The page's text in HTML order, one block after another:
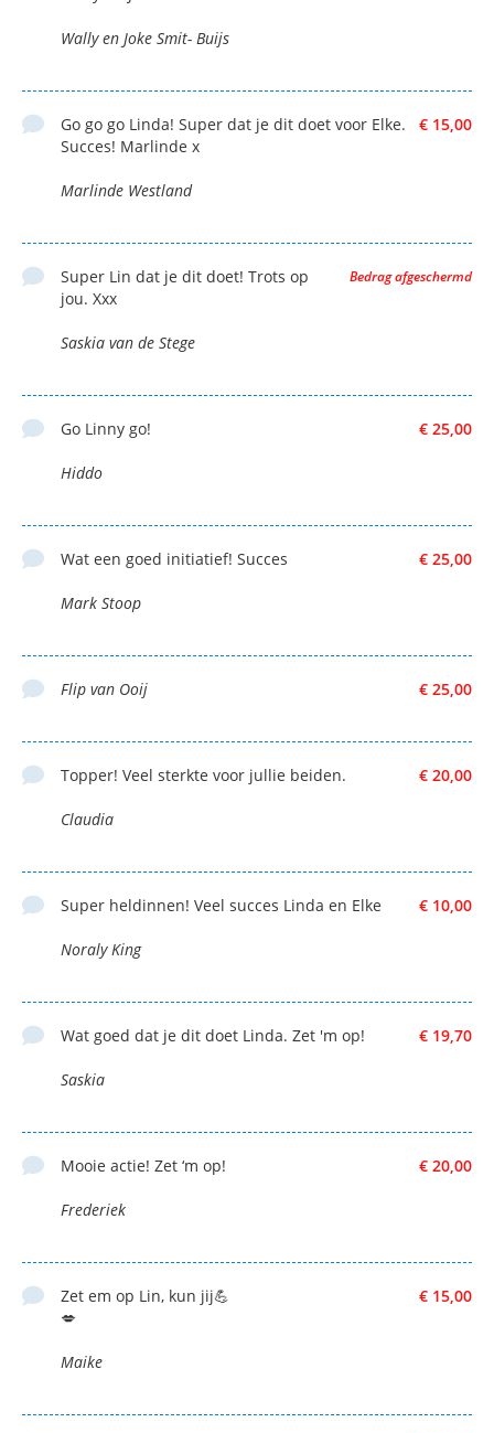
Wally en Joke Smit- Buijs
€ 15,00
Go go go Linda! Super dat je dit doet voor Elke.
Succes! Marlinde x
Marlinde Westland
Bedrag afgeschermd
Super Lin dat je dit doet! Trots op
jou. Xxx
Saskia van de Stege
€ 25,00
Go Linny go!
Hiddo
€ 25,00
Wat een goed initiatief! Succes
Mark Stoop
€ 25,00
Flip van Ooij
€ 20,00
Topper! Veel sterkte voor jullie beiden.
Claudia
€ 10,00
Super heldinnen! Veel succes Linda en Elke
Noraly King
€ 19,70
Wat goed dat je dit doet Linda. Zet 'm op!
Saskia
€ 20,00
Mooie actie! Zet ‘m op!
Frederiek
€ 15,00
Zet em op Lin, kun jij💪
💋
Maike